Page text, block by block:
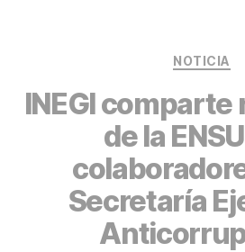
NOTICIA
INEGI
de la
Secretaría